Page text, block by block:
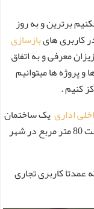
برترین و به روز
کاربری هایبازسازی
معرفی و به اتفاق
پروژه ها میتوانیم
کنیم .
ادارییک ساختمان
را نگاهی بیندازیم . این دفتر در فضایی به مساحت 80 متر مربع در شهر
کاربری تجاری